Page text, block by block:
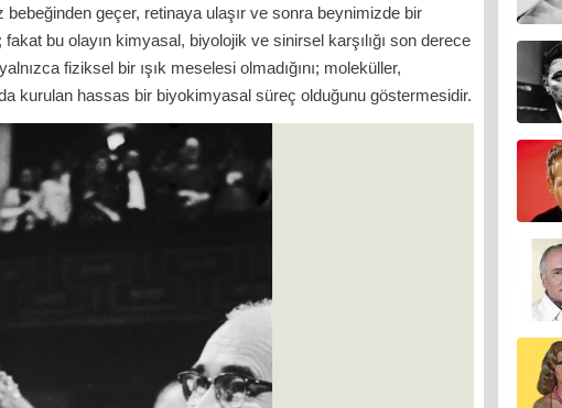
bebeğinden geçer, retinaya ulaşır ve sonra beynimizde bir
bu olayın kimyasal, biyolojik ve sinirsel karşılığı son derece
fiziksel bir ışık meselesi olmadığını; moleküller,
kurulan hassas bir biyokimyasal süreç olduğunu göstermesidir.